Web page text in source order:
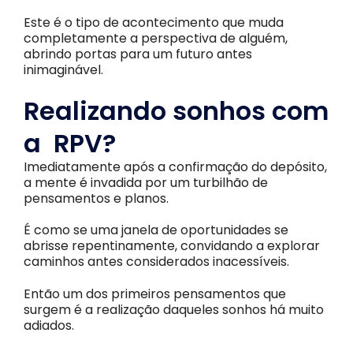
Este é o tipo de acontecimento que muda
completamente a perspectiva de alguém,
abrindo portas para um futuro antes
inimaginável.
Realizando sonhos com
a RPV?
Imediatamente após a confirmação do depósito,
a mente é invadida por um turbilhão de
pensamentos e planos.
É como se uma janela de oportunidades se
abrisse repentinamente, convidando a explorar
caminhos antes considerados inacessíveis.
Então um dos primeiros pensamentos que
surgem é a realização daqueles sonhos há muito
adiados.